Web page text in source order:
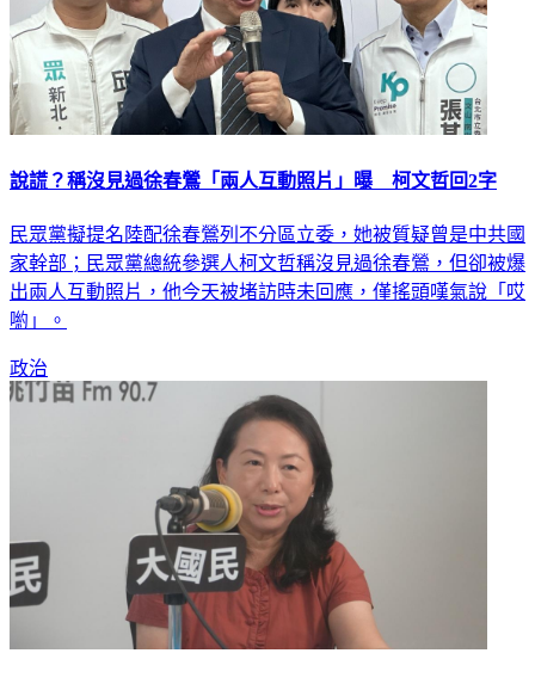
說謊？稱沒見過徐春鶯「兩人互動照片」曝 柯文哲回2字
民眾黨擬提名陸配徐春鶯列不分區立委，她被質疑曾是中共國
家幹部；民眾黨總統參選人柯文哲稱沒見過徐春鶯，但卻被爆
出兩人互動照片，他今天被堵訪時未回應，僅搖頭嘆氣說「哎
喲」。
政治